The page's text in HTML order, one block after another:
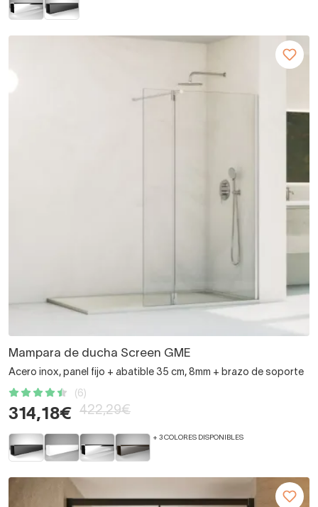
Mampara de ducha Screen GME
Acero inox, panel fijo + abatible 35 cm, 8mm + brazo de soporte
(6)
314,18€ 422,29€
+ 3 COLORES DISPONIBLES